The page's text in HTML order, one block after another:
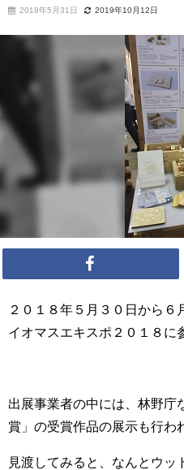
2018年5月31日 2019年10月12日
２０１８年５月３０日から
イオマスエキスポ２０１８に
出展事業者の中には、林野庁
賞」の受賞作品の展示も行わ
見渡してみると、なんとウッ